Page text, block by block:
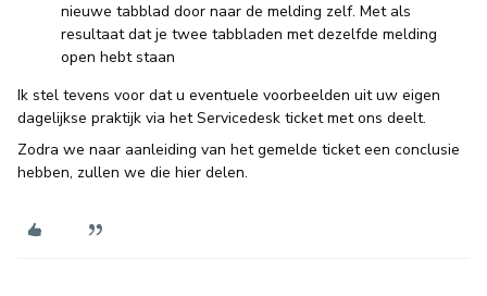
nieuwe tabblad door naar de melding zelf. Met als
resultaat dat je twee tabbladen met dezelfde melding
open hebt staan
Ik stel tevens voor dat u eventuele voorbeelden uit uw eigen
dagelijkse praktijk via het Servicedesk ticket met ons deelt.
Zodra we naar aanleiding van het gemelde ticket een conclusie
hebben, zullen we die hier delen.